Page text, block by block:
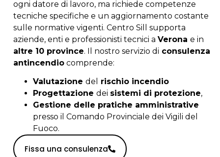
ogni datore di lavoro, ma richiede competenze
tecniche specifiche e un aggiornamento costante
sulle normative vigenti. Centro Sill supporta
aziende, enti e professionisti tecnici a Verona e in
altre 10 province. Il nostro servizio di consulenza
antincendiocomprende:
Valutazione del
rischio incendio
Progettazione dei sistemi di protezione,
Gestione delle pratiche amministrative
presso il Comando Provinciale dei Vigili del
Fuoco.
Fissa una consulenza